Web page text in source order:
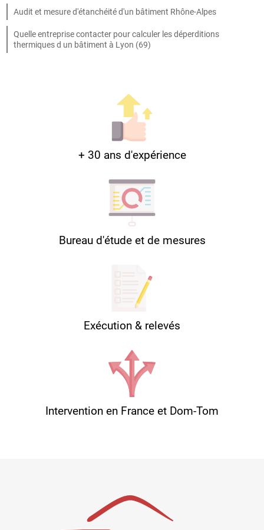
Audit et mesure d'étanchéité d'un bâtiment Rhône-Alpes
Quelle entreprise contacter pour calculer les déperditions
thermiques d un bâtiment à Lyon (69)
+ 30 ans d'expérience
Bureau d'étude et de mesures
Exécution & relevés
Intervention en France et Dom-Tom